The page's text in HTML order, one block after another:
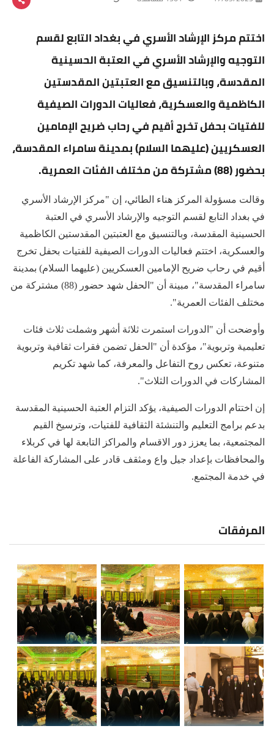
اختتم مركز الإرشاد الأسري في بغداد التابع لقسم
التوجيه والإرشاد الأسري في العتبة الحسينية
المقدسة، وبالتنسيق مع العتبتين المقدستين
الكاظمية والعسكرية، فعاليات الدورات الصيفية
للفتيات بحفل تخرج أقيم في رحاب ضريح الإمامين
العسكريين (عليهما السلام) بمدينة سامراء المقدسة،
بحضور (88) مشتركة من مختلف الفئات العمرية.
وقالت مسؤولة المركز هناء الطائي، إن "مركز الإرشاد الأسري
في بغداد التابع لقسم التوجيه والإرشاد الأسري في العتبة
الحسينية المقدسة، وبالتنسيق مع العتبتين المقدستين الكاظمية
والعسكرية، اختتم فعاليات الدورات الصيفية للفتيات بحفل تخرج
أقيم في رحاب ضريح الإمامين العسكريين (عليهما السلام) بمدينة
سامراء المقدسة"، مبينة أن "الحفل شهد حضور (88) مشتركة من
مختلف الفئات العمرية".
وأوضحت أن "الدورات استمرت ثلاثة أشهر وشملت ثلاث فئات
تعليمية وتربوية"، مؤكدة أن "الحفل تضمن فقرات ثقافية وتربوية
متنوعة، تعكس روح التفاعل والمعرفة، كما شهد تكريم
المشاركات في الدورات الثلاث".
إن اختتام الدورات الصيفية، يؤكد التزام العتبة الحسينية المقدسة
بدعم برامج التعليم والتنشئة الثقافية للفتيات، وترسيخ القيم
المجتمعية، بما يعزز دور الاقسام والمراكز التابعة لها في كربلاء
والمحافظات بإعداد جيل واع ومثقف قادر على المشاركة الفاعلة
في خدمة المجتمع.
المرفقات